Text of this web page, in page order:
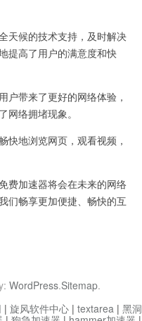
候的技术支持，及时解决
提高了用户的满意度和快
带来了更好的网络体验，
网络拥堵现象。
地浏览网页，观看视频，
加速器将会在未来的网络
们畅享更加便捷、畅快的互
WordPress.Sitemap.
| 旋风软件中心 | textarea | 黑